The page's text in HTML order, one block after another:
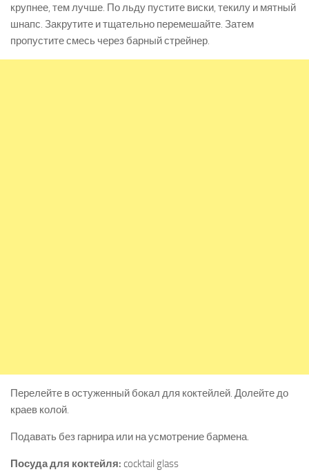
крупнее, тем лучше. По льду пустите виски, текилу и мятный
шнапс. Закрутите и тщательно перемешайте. Затем
пропустите смесь через барный стрейнер.
Перелейте в остуженный бокал для коктейлей. Долейте до
краев колой.
Подавать без гарнира или на усмотрение бармена.
Посуда для коктейля: cocktail glass